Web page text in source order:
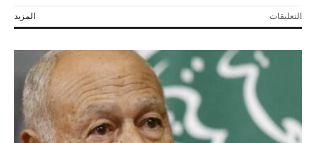
المزيد التعليقاتعلى
انطلاق
العربية
الإسلامية
الطارئة
الدوحة
بمشاركة
الرئيس